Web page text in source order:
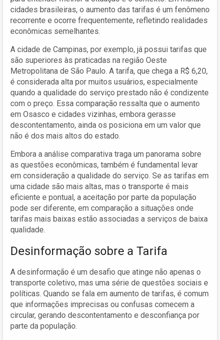
cidades brasileiras, o aumento das tarifas é um fenômeno
recorrente e ocorre frequentemente, refletindo realidades
econômicas semelhantes.
A cidade de Campinas, por exemplo, já possui tarifas que
são superiores às praticadas na região Oeste
Metropolitana de São Paulo. A tarifa, que chega a R$ 6,20,
é considerada alta por muitos usuários, especialmente
quando a qualidade do serviço prestado não é condizente
com o preço. Essa comparação ressalta que o aumento
em Osasco e cidades vizinhas, embora gerasse
descontentamento, ainda os posiciona em um valor que
não é dos mais altos do estado.
Embora a análise comparativa traga um panorama sobre
as questões econômicas, também é fundamental levar
em consideração a qualidade do serviço. Se as tarifas em
uma cidade são mais altas, mas o transporte é mais
eficiente e pontual, a aceitação por parte da população
pode ser diferente, em comparação a situações onde
tarifas mais baixas estão associadas a serviços de baixa
qualidade.
Desinformação sobre a Tarifa
A desinformação é um desafio que atinge não apenas o
transporte coletivo, mas uma série de questões sociais e
políticas. Quando se fala em aumento de tarifas, é comum
que informações imprecisas ou confusas comecem a
circular, gerando descontentamento e desconfiança por
parte da população.